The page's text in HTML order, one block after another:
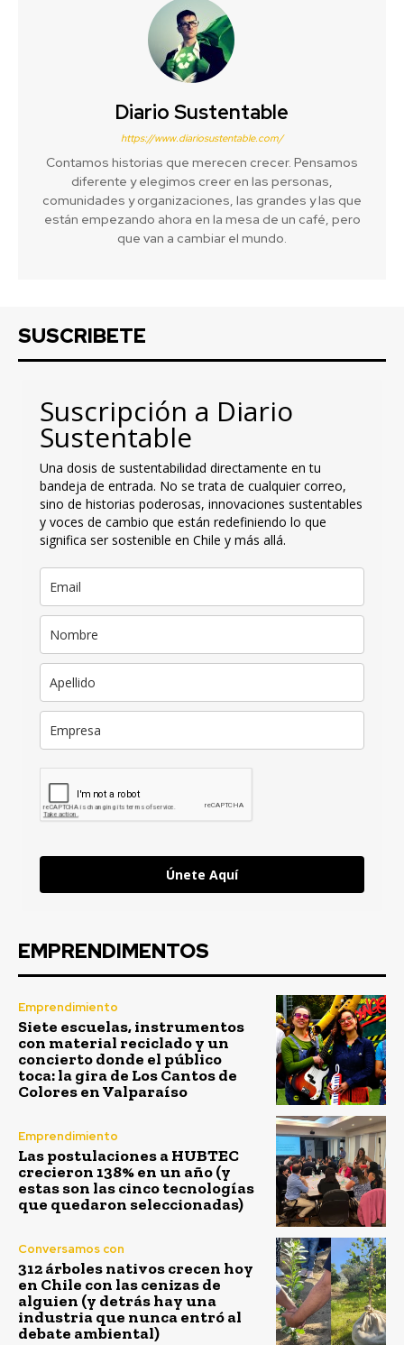
Diario Sustentable
https://www.diariosustentable.com/
Contamos historias que merecen crecer. Pensamos
diferente y elegimos creer en las personas,
comunidades y organizaciones, las grandes y las que
están empezando ahora en la mesa de un café, pero
que van a cambiar el mundo.
SUSCRIBETE
Suscripción a Diario
Sustentable
Una dosis de sustentabilidad directamente en tu
bandeja de entrada. No se trata de cualquier correo,
sino de historias poderosas, innovaciones sustentables
y voces de cambio que están redefiniendo lo que
significa ser sostenible en Chile y más allá.
Únete Aquí
EMPRENDIMENTOS
Emprendimiento
Siete escuelas, instrumentos
con material reciclado y un
concierto donde el público
toca: la gira de Los Cantos de
Colores en Valparaíso
Emprendimiento
Las postulaciones a HUBTEC
crecieron 138% en un año (y
estas son las cinco tecnologías
que quedaron seleccionadas)
Conversamos con
312 árboles nativos crecen hoy
en Chile con las cenizas de
alguien (y detrás hay una
industria que nunca entró al
debate ambiental)